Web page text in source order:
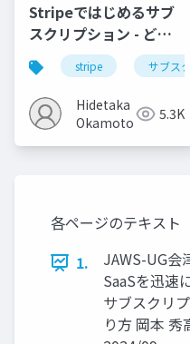
Stripeではじめるサブ
スクリプション - どん
な料金体系がStripeで
実現できるのか？ /
JP_Stripes Tokyo
202309
stripe サブス
Hidetaka
Okamoto
5.3K
各ページのテキスト
1.
JAWS-UG
SaaSを迅速
サブスクリ
り方 岡本